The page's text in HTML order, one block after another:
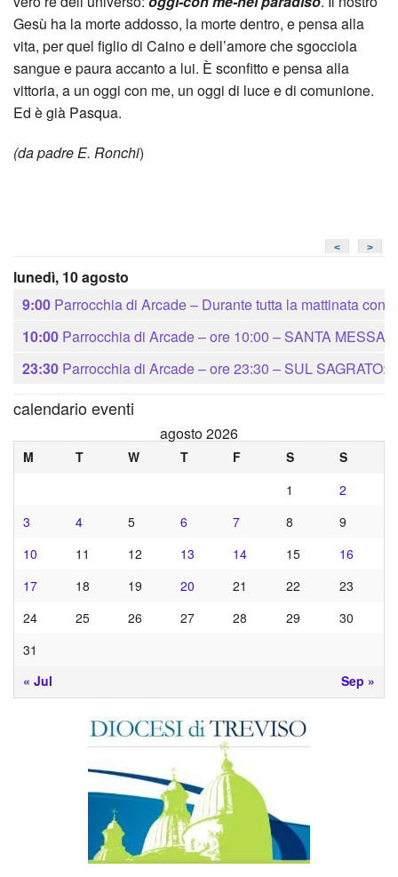
Gesù ha la morte addosso, la morte dentro, e pensa alla
vita, per quel figlio di Caino e dell’amore che sgocciola
sangue e paura accanto a lui. È sconfitto e pensa alla
vittoria, a un oggi con me, un oggi di luce e di comunione.
Ed è già Pasqua.
(dapadre E. Ronchi)
< >
lunedì, 10 agosto
9:00 Parrocchia di Arcade – Durante tutta la mattinata
10:00 Parrocchia di Arcade – ore 10:00 – SANTA MESSA
23:30 Parrocchia di Arcade – ore 23:30 – SUL
calendario eventi
agosto 2026
M T W T F S
S
1
2
3
4 5 6 7 8
9
10
11 12 13 14 15
16
17
18 19 20 21 22
23
24
25 26 27 28 29
30
31
« Jul
Sep »